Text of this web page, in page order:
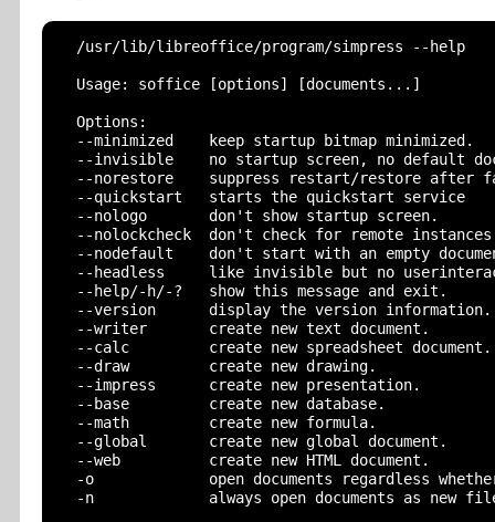
  /usr/lib/libreoffice/program/simpress --help
  Usage: soffice [options] [documents...]
  Options:
  --minimized    keep startup bitmap minimized.
--invisible    no startup screen, no default
--norestore    suppress restart/restore after
  --quickstart   starts the quickstart service
  --nologo       don't show startup screen.
--nolockcheck  don't check for remote
--nodefault    don't start with an empty
--headless     like invisible but no
  --help/-h/-?   show this message and exit.
  --version      display the version information.
  --writer       create new text document.
  --calc         create new spreadsheet document.
  --draw         create new drawing.
  --impress      create new presentation.
  --base         create new database.
  --math         create new formula.
  --global       create new global document.
  --web          create new HTML document.
-o             open documents regardless
-n             always open documents as new